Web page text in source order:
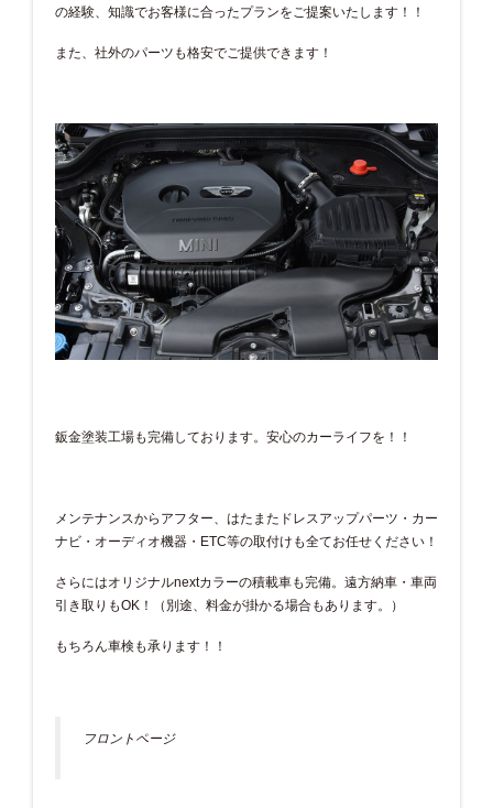
の経験、知識でお客様に合ったプランをご提案いたします！！
また、社外のパーツも格安でご提供できます！
鈑金塗装工場も完備しております。安心のカーライフを！！
メンテナンスからアフター、はたまたドレスアップパーツ・カー
ナビ・オーディオ機器・ETC等の取付けも全てお任せください！
さらにはオリジナルnextカラーの積載車も完備。遠方納車・車両
引き取りもOK！（別途、料金が掛かる場合もあります。）
もちろん車検も承ります！！
フロントページ